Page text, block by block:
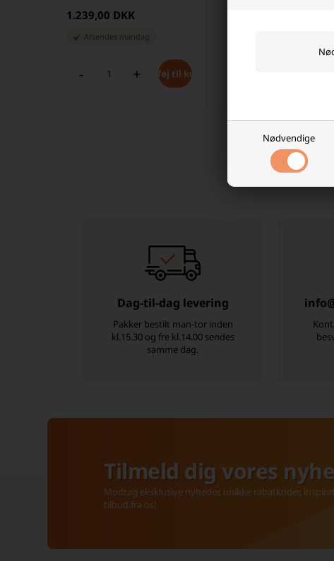
Nødvendige
1.239,00 DKK
Afsendes mandag
- +
Dag-til-dag levering
Pakker bestilt man-tor inden
kl.15.30 og fre kl.14.00 sendes
samme dag.
Tilmeld dig vores
Modtag eksklusive nyheder, unikke rabatkoder,
tilbud fra os!